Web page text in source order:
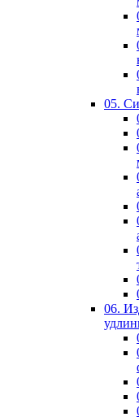
05.
06.